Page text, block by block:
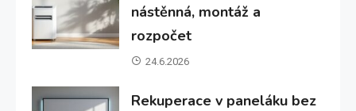
nástěnná, montáž a
rozpočet
24.6.2026
Rekuperace v paneláku bez